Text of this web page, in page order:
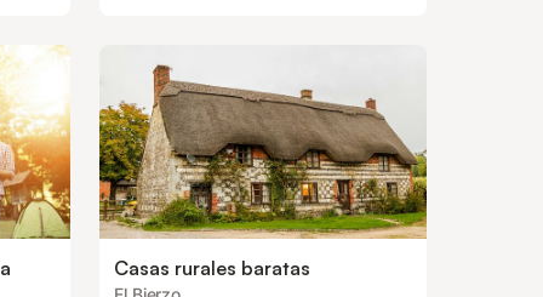
Casas rurales baratas